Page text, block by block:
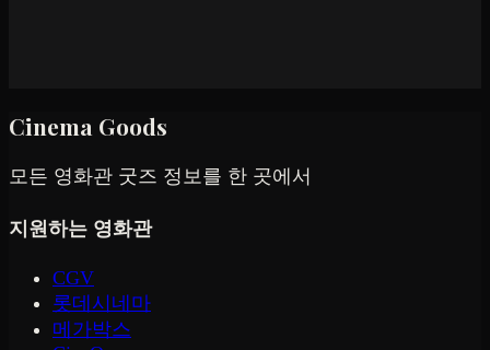
Cinema Goods
모든 영화관 굿즈 정보를 한 곳에서
지원하는 영화관
CGV
롯데시네마
메가박스